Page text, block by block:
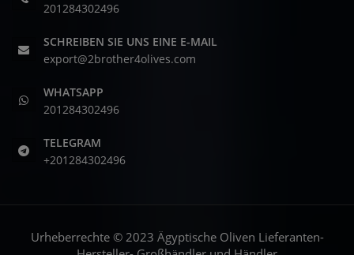
201284302496
SCHREIBEN SIE UNS EINE E-MAIL
export@2brother4olives.com
WHATSAPP
201284302496
TELEGRAM
+201284302496
Urheberrechte © 2023 Ägyptische Oliven Lieferanten-